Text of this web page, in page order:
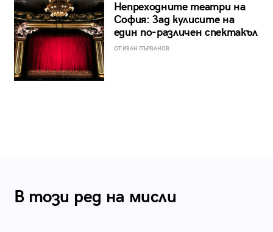
Непреходните театри на
София: Зад кулисите на
един по-различен спектакъл
ОТ ИВАН ПЪРВАНОВ
В този ред на мисли